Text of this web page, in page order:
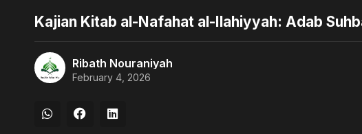
Kajian Kitab al-Nafahat al-Ilahiyyah: Adab
Ribath Nouraniyah
February 4, 2026